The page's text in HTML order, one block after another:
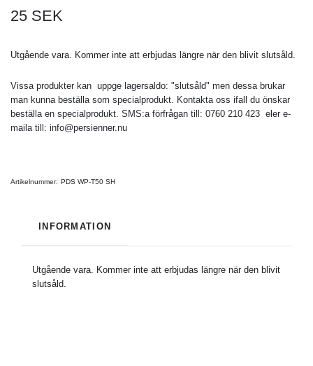
25 SEK
Utgående vara. Kommer inte att erbjudas längre när den blivit slutsåld.
Vissa produkter kan uppge lagersaldo: "slutsåld" men dessa brukar
man kunna beställa som specialprodukt. Kontakta oss ifall du önskar
beställa en specialprodukt. SMS:a förfrågan till: 0760 210 423 eler e-
maila till: info@persienner.nu
Artikelnummer: PDS WP-T50 SH
INFORMATION
Utgående vara. Kommer inte att erbjudas längre när den blivit
slutsåld.